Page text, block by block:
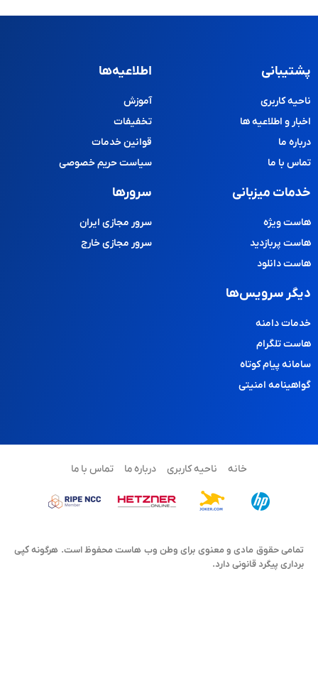
پشتیبانی
ناحیه کاربری
اخبار و اطلاعیه ها
درباره ما
تماس با ما
اطلاعیه‌ها
آموزش
تخفیفات
قوانین خدمات
سیاست حریم خصوصی
خدمات میزبانی
هاست ویژه
هاست پربازدید
هاست دانلود
سرورها
سرور مجازی ایران
سرور مجازی خارج
دیگر سرویس‌ها
خدمات دامنه
هاست تلگرام
سامانه پیام کوتاه
گواهینامه امنیتی
خانه ناحیه کاربری درباره ما تماس با ما
تمامی حقوق مادی و معنوی برای وطن وب هاست محفوظ است. هرگونه کپی
برداری پیگرد قانونی دارد.